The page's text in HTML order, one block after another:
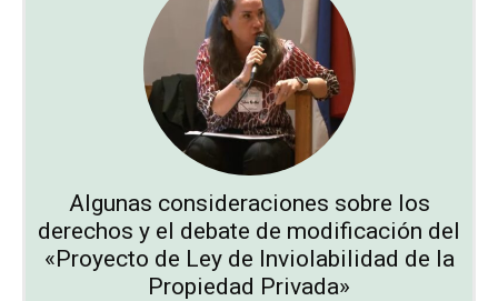
Algunas consideraciones sobre los
derechos y el debate de modificación del
«Proyecto de Ley de Inviolabilidad de la
Propiedad Privada»